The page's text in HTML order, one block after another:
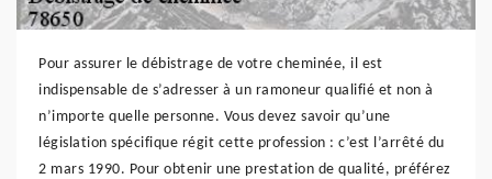
Pour assurer le débistrage de votre cheminée, il est
indispensable de s’adresser à un ramoneur qualifié et non à
n’importe quelle personne. Vous devez savoir qu’une
législation spécifique régit cette profession : c’est l’arrêté du
2 mars 1990. Pour obtenir une prestation de qualité, préférez